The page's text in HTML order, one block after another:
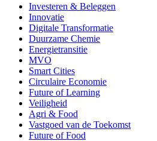
Investeren & Beleggen
Innovatie
Digitale Transformatie
Duurzame Chemie
Energietransitie
MVO
Smart Cities
Circulaire Economie
Future of Learning
Veiligheid
Agri & Food
Vastgoed van de Toekomst
Future of Food